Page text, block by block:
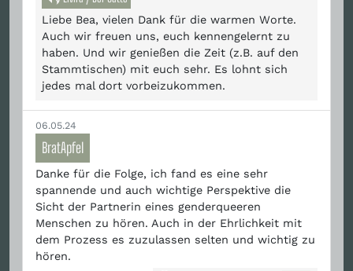
Liebe Bea, vielen Dank für die warmen Worte.
Auch wir freuen uns, euch kennengelernt zu
haben. Und wir genießen die Zeit (z.B. auf den
Stammtischen) mit euch sehr. Es lohnt sich
jedes mal dort vorbeizukommen.
06.05.24
BratApfel
Danke für die Folge, ich fand es eine sehr
spannende und auch wichtige Perspektive die
Sicht der Partnerin eines genderqueeren
Menschen zu hören. Auch in der Ehrlichkeit mit
dem Prozess es zuzulassen selten und wichtig zu
hören.